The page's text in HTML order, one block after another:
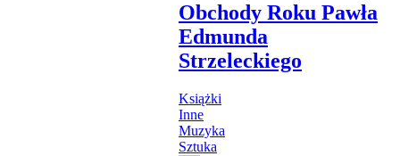
Obchody Roku Pawła
Edmunda
Strzeleckiego
Książki
Inne
Muzyka
Sztuka